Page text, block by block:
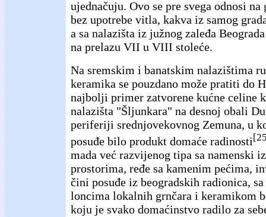
ujednačuju. Ovo se pre svega odnosi
bez upotrebe vitla, kakva iz samog
a sa nalazišta iz južnog zaleđa
na prelazu VII u VIII stoleće.
Na sremskim i banatskim nalazištima
keramika se pouzdano može pratiti do
najbolji primer zatvorene kućne celine
nalazišta "Šljunkara" na desnoj obali
periferiji srednjovekovnog Zemuna, u
posuđe bilo produkt domaće radinosti
mada već razvijenog tipa sa namenski
prostorima, ređe sa kamenim pećima,
čini posuđe iz beogradskih radionica,
loncima lokalnih grnčara i keramikom
koju je svako domaćinstvo radilo za